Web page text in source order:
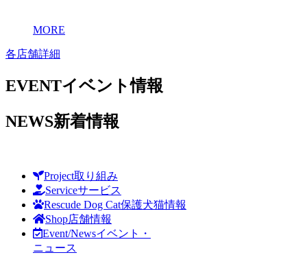
MORE
各店舗詳細
EVENTイベント情報
NEWS新着情報
Project取り組み
Serviceサービス
Rescude Dog Cat保護犬猫情報
Shop店舗情報
Event/Newsイベント・
ニュース